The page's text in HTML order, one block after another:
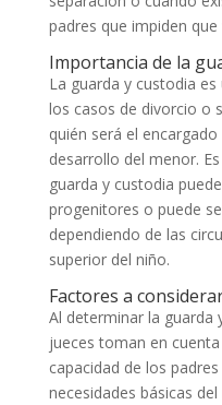
padres que impiden
Importancia de la
La guarda y custodia
los casos de divorcio o
quién será el
desarrollo del menor.
guarda y custodia
progenitores o puede
dependiendo de las
superior del niño.
Factores a
Al determinar la guarda
jueces toman en
capacidad de los
necesidades básicas